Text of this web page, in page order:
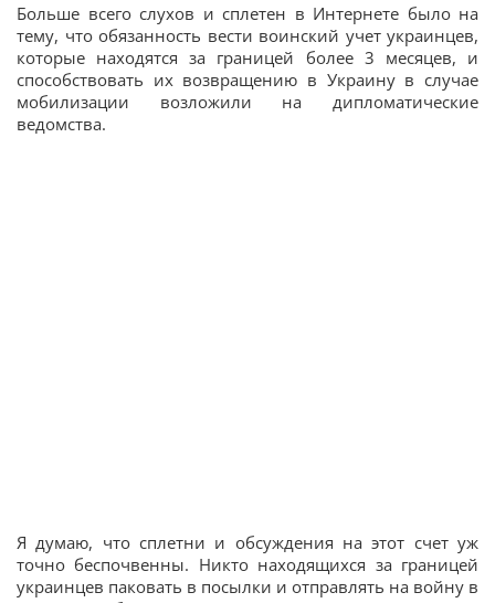
Больше всего слухов и сплетен в Интернете было на
тему, что обязанность вести воинский учет украинцев,
которые находятся за границей более 3 месяцев, и
способствовать их возвращению в Украину в случае
мобилизации возложили на дипломатические
ведомства.
Я думаю, что сплетни и обсуждения на этот счет уж
точно беспочвенны. Никто находящихся за границей
украинцев паковать в посылки и отправлять на войну в